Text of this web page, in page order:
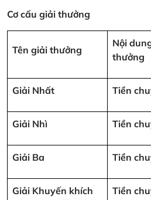
Cơ cấu giải thưởng
Tên giải thưởng
Nội
thưởng
Giải Nhất Tiền
Giải Nhì Tiền
Giải Ba Tiền
Giải Khuyến khích Tiền